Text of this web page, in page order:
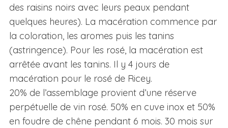
des raisins noirs avec leurs peaux pendant
quelques heures). La macération commence par
la coloration, les aromes puis les tanins
(astringence). Pour les rosé, la macération est
arrêtée avant les tanins. Il y 4 jours de
macération pour le rosé de Ricey.
20% de l’assemblage provient d’une réserve
perpétuelle de vin rosé. 50% en cuve inox et 50%
en foudre de chêne pendant 6 mois. 30 mois sur